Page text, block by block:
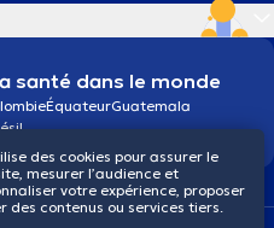
santé dans le monde
ÉquateurGuatemala
des cookies pour assurer le
mesurer l’audience et
votre expérience, proposer
contenus ou services tiers.